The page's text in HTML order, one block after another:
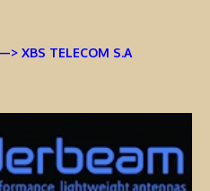
XBS TELECOM S.A